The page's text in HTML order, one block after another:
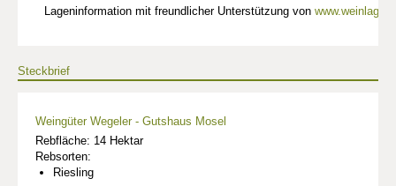
Lageninformation mit freundlicher Unterstützung von
Steckbrief
Weingüter Wegeler - Gutshaus Mosel
Rebfläche: 14 Hektar
Rebsorten:
Riesling